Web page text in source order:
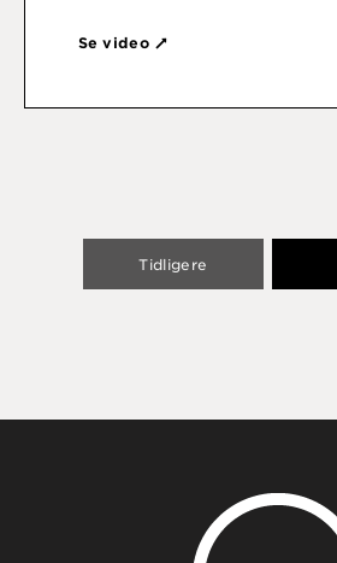
Se video
Tidligere